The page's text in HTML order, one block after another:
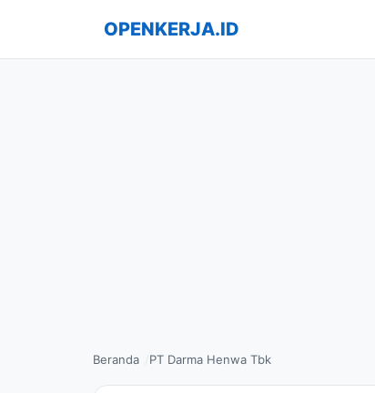
OPENKERJA.ID
Beranda PT Darma Henwa Tbk